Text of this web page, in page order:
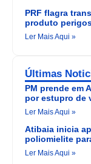
PRF flagra
produto
Ler Mais Aqui »
Últimas
PM prende em
por estupro de
Ler Mais Aqui »
Atibaia inicia
poliomielite
Ler Mais Aqui »